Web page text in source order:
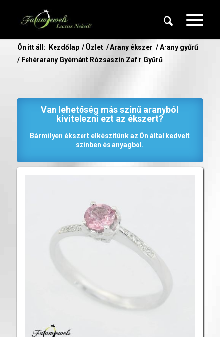
Ön itt áll: Kezdőlap / Üzlet / Arany ékszer / Arany gyűrű
/ Fehérarany Gyémánt Rózsaszín Zafír Gyűrű
Van lehetőség más színű aranyból
kivitelezni ezt az ékszert?
Bármilyen ékszert elkészítünk az Ön által kedvelt
színben és anyagból.